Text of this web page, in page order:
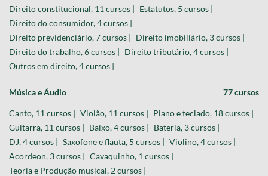
Direito constitucional, 11 cursos | Estatutos, 5 cursos |
Direito do consumidor, 4 cursos |
Direito previdenciário, 7 cursos | Direito imobiliário, 3 cursos |
Direito do trabalho, 6 cursos | Direito tributário, 4 cursos |
Outros em direito, 4 cursos |
Música e Áudio 77 cursos
Canto, 11 cursos | Violão, 11 cursos | Piano e teclado, 18 cursos |
Guitarra, 11 cursos | Baixo, 4 cursos | Bateria, 3 cursos |
DJ, 4 cursos | Saxofone e flauta, 5 cursos | Violino, 4 cursos |
Acordeon, 3 cursos | Cavaquinho, 1 cursos |
Teoria e Produção musical, 2 cursos |